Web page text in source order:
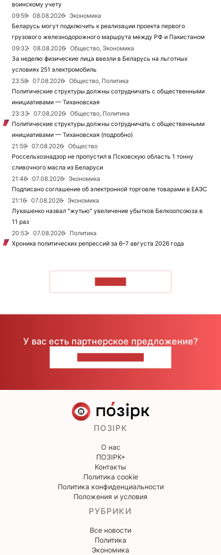
воинскому учету
09:59
08.08.2026
Экономика
Беларусь могут подключить к реализации проекта первого
грузового железнодорожного маршрута между РФ и Пакистаном
09:32
08.08.2026
Общество, Экономика
За неделю физические лица ввезли в Беларусь на льготных
условиях 251 электромобиль
23:58
07.08.2026
Общество, Политика
Политические структуры должны сотрудничать с общественными
инициативами — Тихановская
23:33
07.08.2026
Общество, Политика
Политические структуры должны сотрудничать с общественными
инициативами — Тихановская (подробно)
21:59
07.08.2026
Общество
Россельхознадзор не пропустил в Псковскую область 1 тонну
сливочного масла из Беларуси
21:46
07.08.2026
Экономика
Подписано соглашение об электронной торговле товарами в ЕАЭС
21:16
07.08.2026
Экономика
Лукашенко назвал "жутью" увеличение убытков Белкоопсоюза в
11 раз
20:53
07.08.2026
Политика
Хроника политических репрессий за 6–7 августа 2026 года
У вас есть партнерское предложение?
ПОЗІРК
О нас
ПОЗІРК+
Контакты
Политика cookie
Политика конфиденциальности
Положения и условия
РУБРИКИ
Все новости
Политика
Экономика